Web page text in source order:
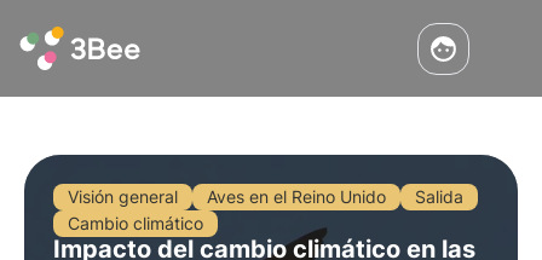
Visión general Aves en el Reino Unido
Salida
Cambio climático
Impacto del cambio climático en las